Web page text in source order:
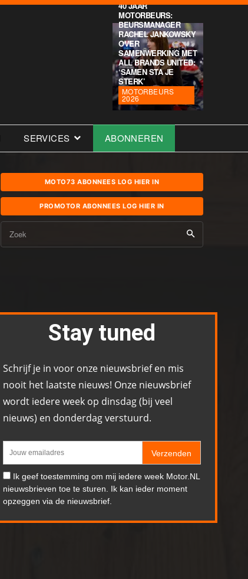
40 JAAR
MOTORBEURS:
BEURSMANAGER
RACHEL JANKOWSKY
OVER
SAMENWERKING MET
ALL BRANDS UNITED:
‘SAMEN STA JE
STERK’
MOTORBEURS
2026
SERVICES ABONNEREN
MOTO73 ABONNEES LOG HIER IN
PROMOTOR ABONNEES LOG HIER IN
Zoek
Stay tuned
Schrijf je in voor onze nieuwsbrief en mis
nooit het laatste nieuws! Onze nieuwsbrief
wordt iedere week op dinsdag (bij veel
nieuws) en donderdag verstuurd.
Verzenden
Ik geef toestemming om mij iedere week Motor.NL
nieuwsbrieven toe te sturen. Ik kan ieder moment
opzeggen via de nieuwsbrief.